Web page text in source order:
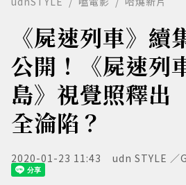
《屍速列車》續
公開！《屍速列
島》視覺照釋
全淪陷？
2020-01-23 11:43 udn STYLE ／